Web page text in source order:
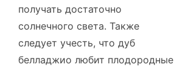
получать достаточно
солнечного света. Также
следует учесть, что дуб
белладжио любит плодородные